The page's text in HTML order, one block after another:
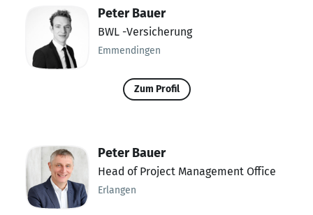
Peter Bauer
BWL -Versicherung
Emmendingen
Zum Profil
Peter Bauer
Head of Project Management Office
Erlangen